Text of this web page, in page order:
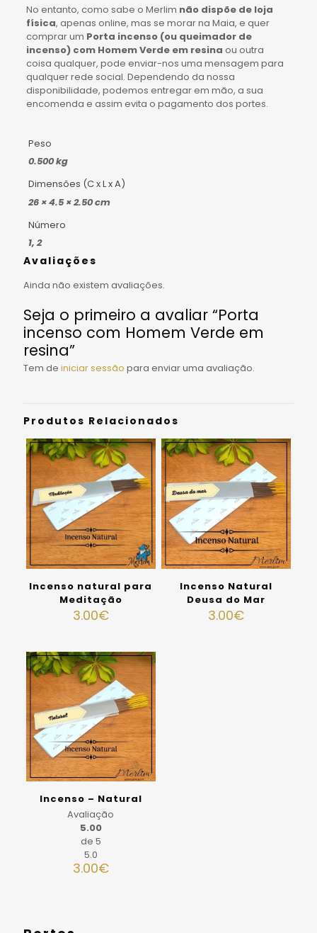
No entanto, como sabe o Merlim não dispõe de loja
física, apenas online, mas se morar na Maia, e quer
comprar um Porta incenso (ou queimador de
incenso) com Homem Verde em resina ou outra
coisa qualquer, pode enviar-nos uma mensagem para
qualquer rede social. Dependendo da nossa
disponibilidade, podemos entregar em mão, a sua
encomenda e assim evita o pagamento dos portes.
Peso
0.500 kg
Dimensões (C x L x A)
26 × 4.5 × 2.50 cm
Número
1, 2
Avaliações
Ainda não existem avaliações.
Seja o primeiro a avaliar “Porta
incenso com Homem Verde em
resina”
Tem de iniciar sessão para enviar uma avaliação.
Produtos Relacionados
Incenso natural para
Meditação
3.00€
Incenso Natural
Deusa do Mar
3.00€
Incenso – Natural
Avaliação
5.00
de 5
5.0
3.00€